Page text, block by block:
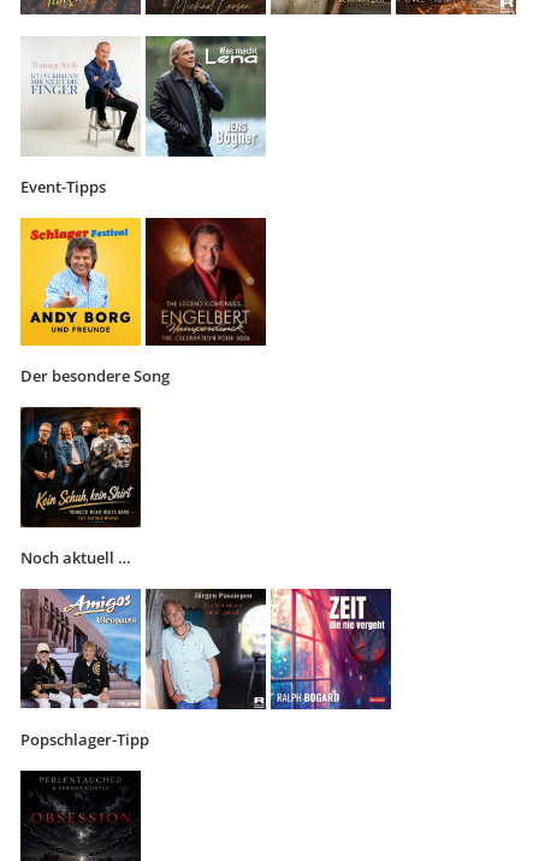
Event-Tipps
Der besondere Song
Noch aktuell …
Popschlager-Tipp